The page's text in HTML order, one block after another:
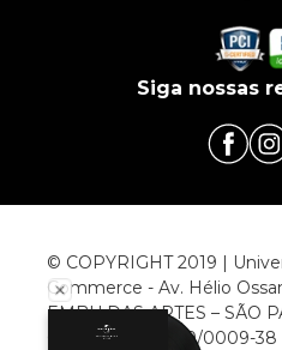
Siga nossas
© COPYRIGHT 2019 |
Commerce - Av. Hélio
EMBU DAS ARTES – SÃO
CNPJ: 00.952.789/0009-38